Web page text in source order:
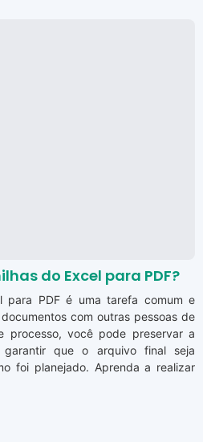
do Excel para PDF?
para PDF é uma tarefa comum e
com outras pessoas de
processo, você pode preservar a
que o arquivo final seja
foi planejado. Aprenda a realizar